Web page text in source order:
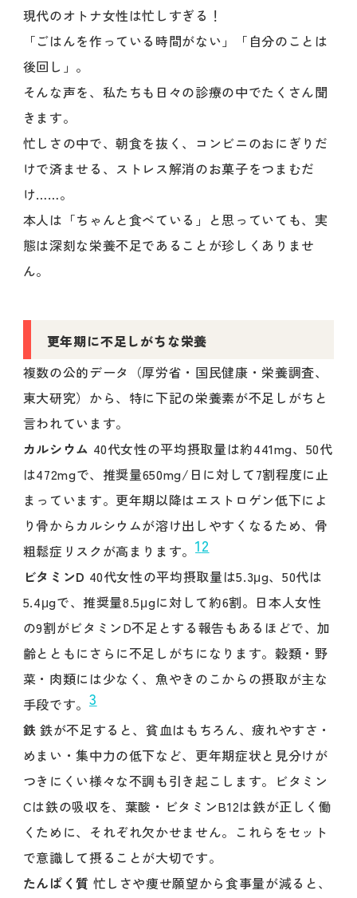
現代のオトナ女性は忙しすぎる！
「ごはんを作っている時間がない」「自分のことは
後回し」。
そんな声を、私たちも日々の診療の中でたくさん聞
きます。
忙しさの中で、朝食を抜く、コンビニのおにぎりだ
けで済ませる、ストレス解消のお菓子をつまむだ
け……。
本人は「ちゃんと食べている」と思っていても、実
態は深刻な栄養不足であることが珍しくありませ
ん。
更年期に不足しがちな栄養
複数の公的データ（厚労省・国民健康・栄養調査、
東大研究）から、特に下記の栄養素が不足しがちと
言われています。
カルシウム 40代女性の平均摂取量は約441mg、50代
は472mgで、推奨量650mg/日に対して7割程度に止
まっています。更年期以降はエストロゲン低下によ
り骨からカルシウムが溶け出しやすくなるため、骨
粗鬆症リスクが高まります。12
ビタミンD 40代女性の平均摂取量は5.3μg、50代は
5.4μgで、推奨量8.5μgに対して約6割。日本人女性
の9割がビタミンD不足とする報告もあるほどで、加
齢とともにさらに不足しがちになります。穀類・野
菜・肉類には少なく、魚やきのこからの摂取が主な
手段です。 3
鉄 鉄が不足すると、貧血はもちろん、疲れやすさ・
めまい・集中力の低下など、更年期症状と見分けが
つきにくい様々な不調も引き起こします。ビタミン
Cは鉄の吸収を、葉酸・ビタミンB12は鉄が正しく働
くために、それぞれ欠かせません。これらをセット
で意識して摂ることが大切です。
たんぱく質 忙しさや痩せ願望から食事量が減ると、